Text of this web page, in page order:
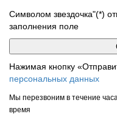
Символом звездочка"(*)
заполнения поле
Нажимая кнопку
персональных данных
Мы перезвоним в течение
время